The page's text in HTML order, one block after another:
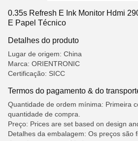
0.35s Refresh E Ink Monitor Hdmi
E Papel Técnico
Detalhes do produto
Lugar de origem: China
Marca: ORIENTRONIC
Certificação: SICC
Termos do pagamento & do
Quantidade de ordem mínima: Primeira
quantidade de compra.
Preço: Prices are set based on design
Detalhes da embalagem: Os preços são